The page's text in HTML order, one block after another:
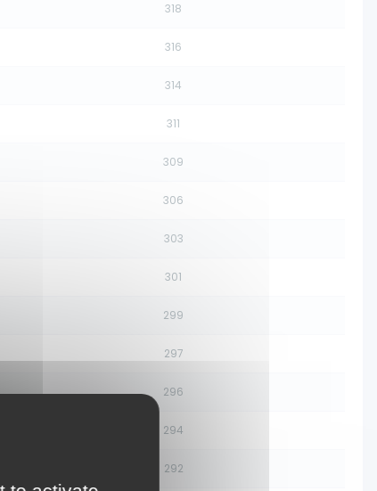
318
316
314
311
309
306
303
301
299
297
296
294
292